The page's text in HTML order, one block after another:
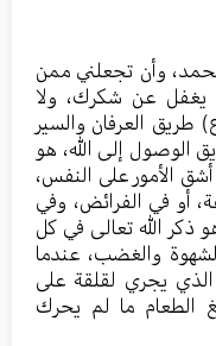
وأن تجعلني ممن
يغفل عن شكرك، ولا
العرفان والسير
الوصول إلى الله، هو
الأمور على النفس،
أو في الفرائض، وفي
ذكر الله تعالى في كل
والغضب، عندما
الذي يجري لقلقة على
الطعام ما لم يحرك